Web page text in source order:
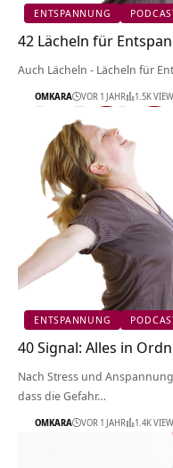
ENTSPANNUNG
42 Lächeln für
Auch Lächeln - Lächeln für
OMKARA VOR 1 JAHR 1.5K
ENTSPANNUNG
40 Signal: Alles in
Nach Stress und
dass die Gefahr…
OMKARA VOR 1 JAHR 1.4K